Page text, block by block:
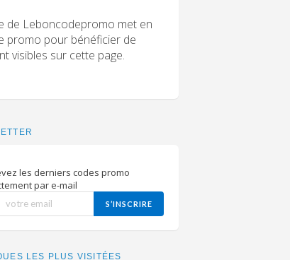
de Leboncodepromo met en
promo pour bénéficier de
visibles sur cette page.
les derniers codes promo
par e-mail
S’INSCRIRE
LES PLUS VISITÉES